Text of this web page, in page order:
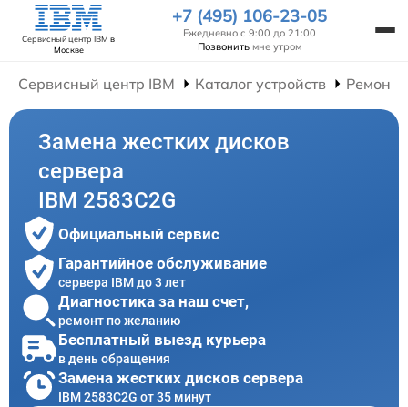
Сервисный центр IBM в
Москве
+7 (495) 106-23-05
Ежедневно с 9:00 до 21:00
Позвонить мне утром
Сервисный центр IBM Каталог устройств Ремонт
Замена жестких дисков
сервера
IBM 2583C2G
Официальный сервис
Гарантийное обслуживание
сервера IBM до 3 лет
Диагностика за наш счет,
ремонт по желанию
Бесплатный выезд курьера
в день обращения
Замена жестких дисков сервера
IBM 2583C2G от 35 минут